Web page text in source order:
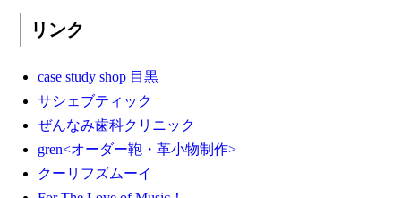
リンク
case study shop 目黒
サシェブティック
ぜんなみ歯科クリニック
gren<オーダー鞄・革小物制作>
クーリフズムーイ